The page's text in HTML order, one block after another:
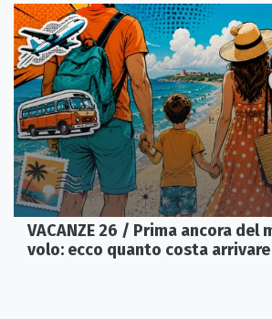
VACANZE 26 / Prima ancora del
volo: ecco quanto costa